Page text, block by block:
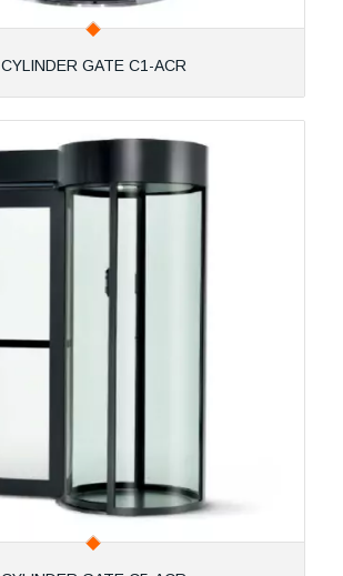
CYLINDER GATE C1-ACR